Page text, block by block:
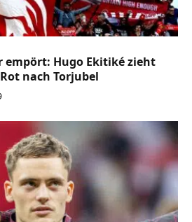
empört: Hugo Ekitiké zieht
nach Torjubel